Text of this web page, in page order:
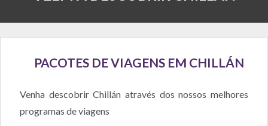
PACOTES DE VIAGENS EM CHILLÁN
Venha descobrir Chillán através dos nossos melhores
programas de viagens